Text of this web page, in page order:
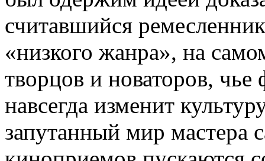
считавшийся
«низкого жанра», на
творцов и новаторов, чье
навсегда изменит
запутанный мир мастера